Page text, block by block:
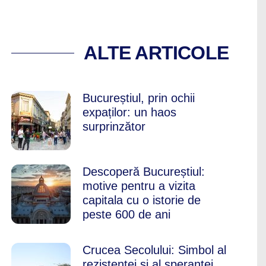
ISTORIC,
ALTE ARTICOLE
Bucureștiul, prin ochii
expaților: un haos
surprinzător
Descoperă Bucureștiul:
motive pentru a vizita
capitala cu o istorie de
peste 600 de ani
Crucea Secolului: Simbol al